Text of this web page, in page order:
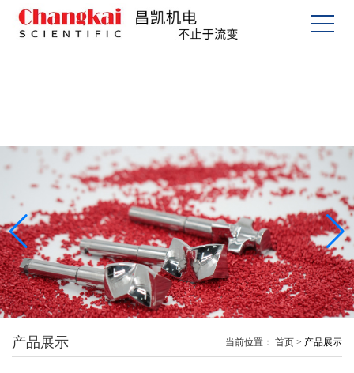
产品展示 当前位置： 首页 > 产品展示